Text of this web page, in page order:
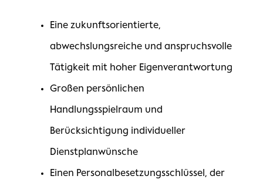
Eine zukunftsorientierte,
abwechslungsreiche und anspruchsvolle
Tätigkeit mit hoher Eigenverantwortung
Großen persönlichen
Handlungsspielraum und
Berücksichtigung individueller
Dienstplanwünsche
Einen Personalbesetzungsschlüssel, der